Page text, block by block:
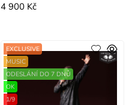
4 900 Kč
EXCLUSIVE
MUSIC
ODESLÁNÍ DO 7 DNŮ
OK
1/9